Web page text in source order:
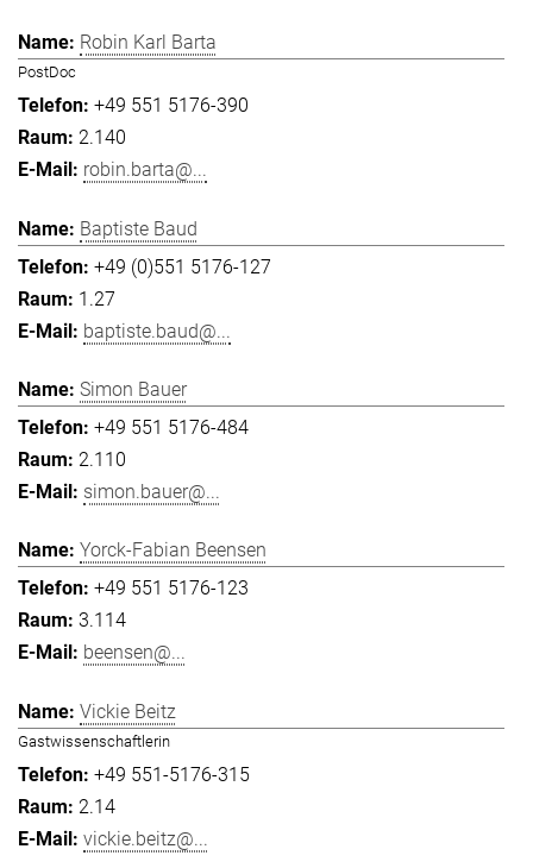
Robin Karl Barta
PostDoc
+49 551 5176-390
2.140
robin.barta@...
Baptiste Baud
+49 (0)551 5176-127
1.27
baptiste.baud@...
Simon Bauer
+49 551 5176-484
2.110
simon.bauer@...
Yorck-Fabian Beensen
+49 551 5176-123
3.114
beensen@...
Vickie Beitz
Gastwissenschaftlerin
+49 551-5176-315
2.14
vickie.beitz@...